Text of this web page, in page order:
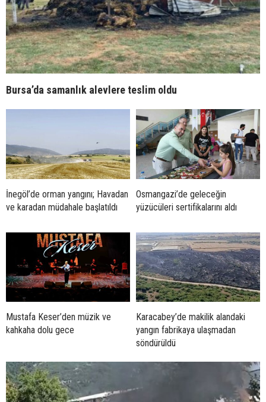
Bursa’da samanlık alevlere teslim oldu
İnegöl’de orman yangını; Havadan
ve karadan müdahale başlatıldı
Osmangazi’de geleceğin
yüzücüleri sertifikalarını aldı
Mustafa Keser’den müzik ve
kahkaha dolu gece
Karacabey’de makilik alandaki
yangın fabrikaya ulaşmadan
söndürüldü